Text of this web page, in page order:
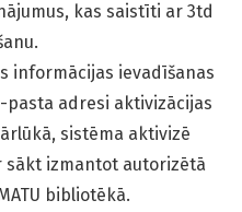
kas saistīti ar 3td
informācijas ievadīšanas
adresi aktivizācijas
sistēma aktivizē
sākt izmantot autorizētā
bibliotēkā.